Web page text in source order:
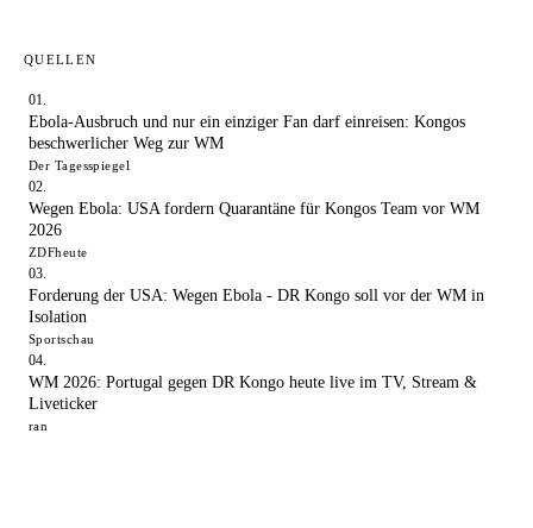
QUELLEN
Ebola-Ausbruch und nur ein einziger Fan darf einreisen: Kongos
beschwerlicher Weg zur WM
Der Tagesspiegel
Wegen Ebola: USA fordern Quarantäne für Kongos Team vor WM
2026
ZDFheute
Forderung der USA: Wegen Ebola - DR Kongo soll vor der WM in
Isolation
Sportschau
WM 2026: Portugal gegen DR Kongo heute live im TV, Stream &
Liveticker
ran